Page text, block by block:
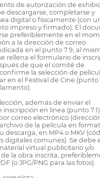
de autorización de
descargarse, completarse y
digital o físicamente (con
impreso y firmado). El
preferiblemente en el
a la dirección de correo
en el punto 7.9, al
rellena el formulario de
de que el comité de
la selección de
en el Festival de Cine (punto
además de enviar el
en línea (punto
correo electrónico
de la película en
descarga, en MP4 o MKV
digitales comunes). Se debe
virtual publicitario y/o
la obra inscrita,
(o JPG/PNG para las fotos):